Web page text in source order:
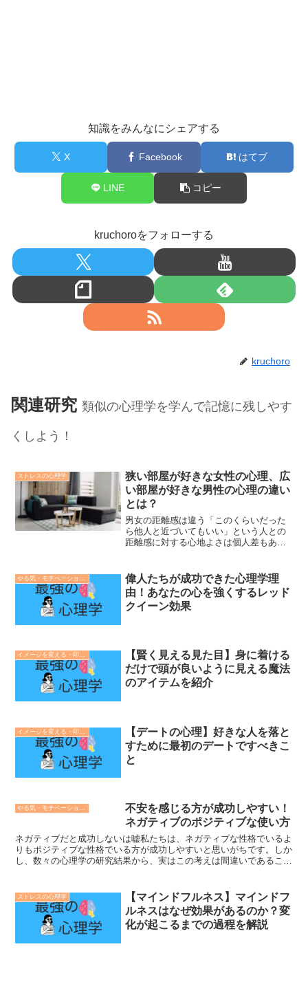
知識をみんなにシェアする
X Facebook はてブ
LINE コピー
kruchoroをフォローする
kruchoro
関連研究 類似の心理学を学んで記憶に残しやす
くしよう！
ストレスの心理学
狭い部屋が好きな女性の心理、広
い部屋が好きな男性の心理の違い
とは？
男女の距離感は違う「このくらいだった
ら他人と近づいてもいい」という人との
距離感に対する心地よさは個人差もある
対し、女性はほぼ円形で男性よりもパー
ソナルスペースの距離が短...
やる気・モチベーションの心理学
偉人たちが成功できた心理学理
由！あなたの心を強くするレッド
クイーン効果
イメージを変える・印象操作の心理学
【賢く見える見た目】身に着ける
だけで頭が良いように見える魔法
のアイテムを紹介
【デートの心理】好きな人を落と
すために最初のデートですべきこ
と
不安を感じる方が成功しやすい！
ネガティブのポジティブな使い方
ネガティブだと成功しないは嘘私たちは、ネガティブな性格でいるよ
りもポジティブな性格でいる方が成功しやすいと思いがちです。しか
し、数々の心理学の研究結果から、実はこの考えは間違いであること
ストレスの心理学
【マインドフルネス】マインドフ
ルネスはなぜ効果があるのか？変
化が起こるまでの過程を解説